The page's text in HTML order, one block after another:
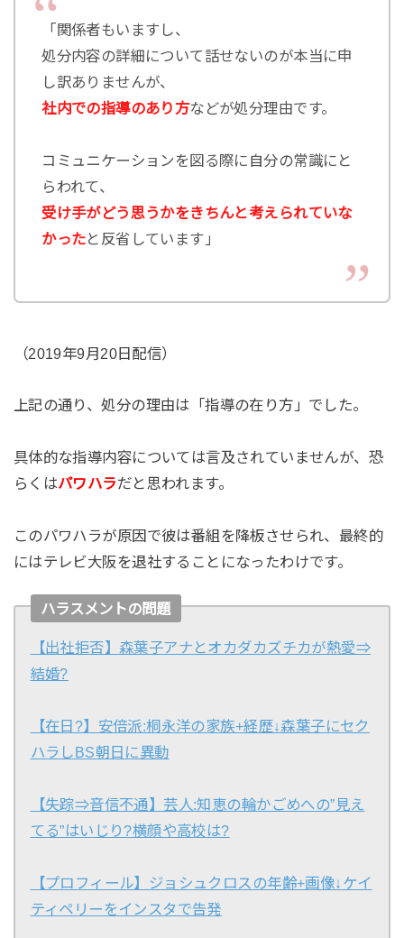
「関係者もいますし、
処分内容の詳細について話せないのが本当に申
し訳ありませんが、
社内での指導のあり方などが処分理由です。
コミュニケーションを図る際に自分の常識にと
らわれて、
受け手がどう思うかをきちんと考えられていな
かったと反省しています」
（2019年9月20日配信）
上記の通り、処分の理由は「指導の在り方」でした。
具体的な指導内容については言及されていませんが、恐
らくはパワハラだと思われます。
このパワハラが原因で彼は番組を降板させられ、最終的
にはテレビ大阪を退社することになったわけです。
ハラスメントの問題
【出社拒否】森葉子アナとオカダカズチカが熱愛⇒
結婚?
【在日?】安倍派:桐永洋の家族+経歴↓森葉子にセク
ハラしBS朝日に異動
【失踪⇒音信不通】芸人:知恵の輪かごめへの”見え
てる”はいじり?横顔や高校は?
【プロフィール】ジョシュクロスの年齢+画像↓ケイ
ティペリーをインスタで告発